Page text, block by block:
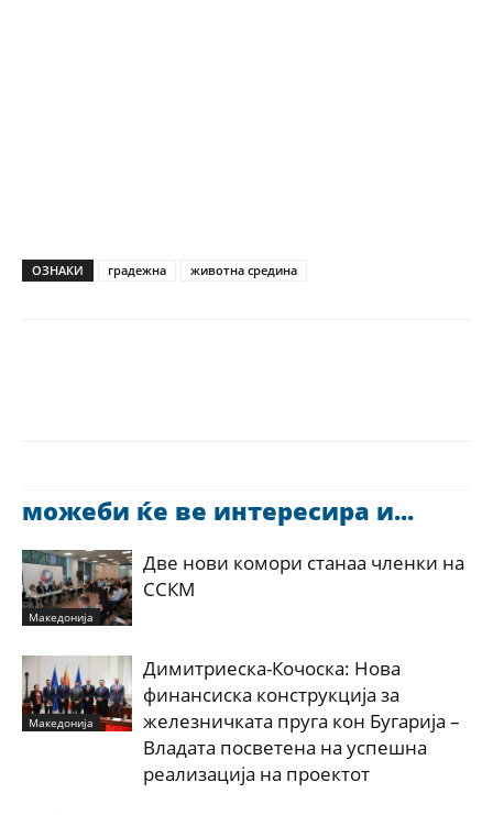
ОЗНАКИ градежна животна средина
можеби ќе ве интересира и...
Македонија
Две нови комори станаа членки на
ССКМ
Македонија
Димитриеска-Кочоска: Нова
финансиска конструкција за
железничката пруга кон Бугарија –
Владата посветена на успешна
реализација на проектот